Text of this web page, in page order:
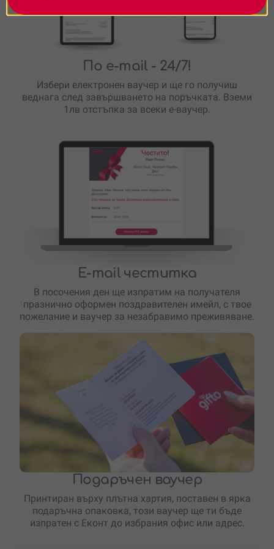
По e-mail - 24/7!
Избери електронен ваучер и ще го получиш
веднага след завършването на поръчката. Вземи
1лв отстъпка за всеки е-ваучер.
E-mail честитка
В посочения ден ще изпратим на получателя
празнично оформен поздравителен имейл, с твое
пожелание и ваучер за незабравимо преживяване.
Подаръчен ваучер
Принтиран върху плътна хартия, поставен в ярка
подаръчна опаковка, този ваучер ще ти бъде
изпратен с Еконт до избрания офис или адрес.